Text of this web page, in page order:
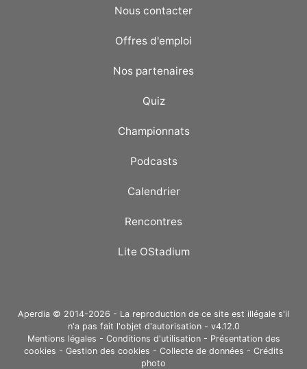
Nous contacter
Offres d'emploi
Nos partenaires
Quiz
Championnats
Podcasts
Calendrier
Rencontres
Lite OStadium
Aperdia © 2014-2026 - La reproduction de ce site est illégale s'il
n'a pas fait l'objet d'autorisation - v4.12.0
Mentions légales - Conditions d'utilisation- Présentation des
cookies - Gestion des cookies - Collecte de données - Crédits
photo